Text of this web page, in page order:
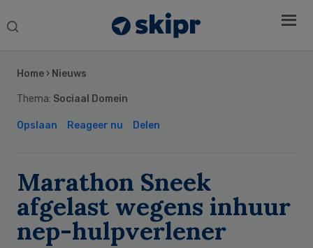
Search
Home › Nieuws
Thema: Sociaal Domein
Opslaan Reageer nu Delen
Marathon Sneek
afgelast wegens inhuur
nep-hulpverlener
Sidebar